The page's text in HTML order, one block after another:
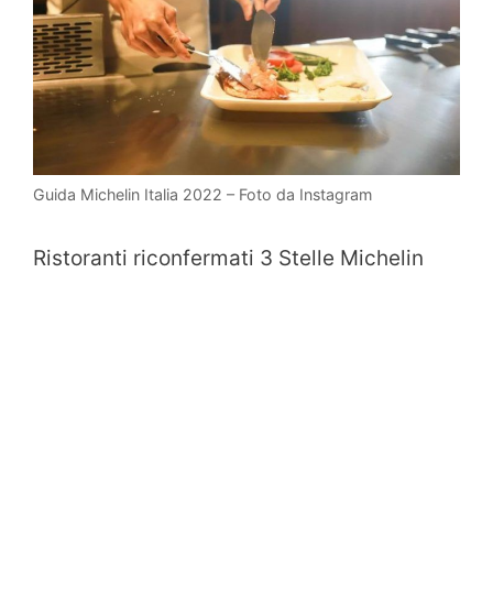
Guida Michelin Italia 2022 – Foto da Instagram
Ristoranti riconfermati 3 Stelle Michelin